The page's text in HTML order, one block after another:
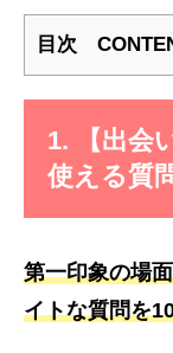
目次
1. 【出会
使える質
第一印象の場
イトな質問を